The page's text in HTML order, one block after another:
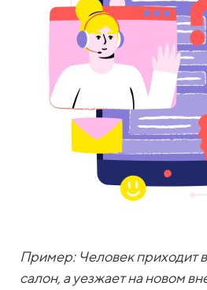
Пример: Человек приходит
салон, а уезжает на новом